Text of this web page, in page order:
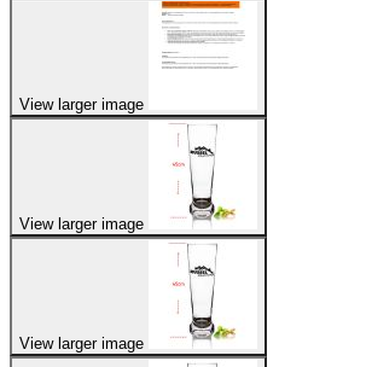
View larger image
View larger image
View larger image